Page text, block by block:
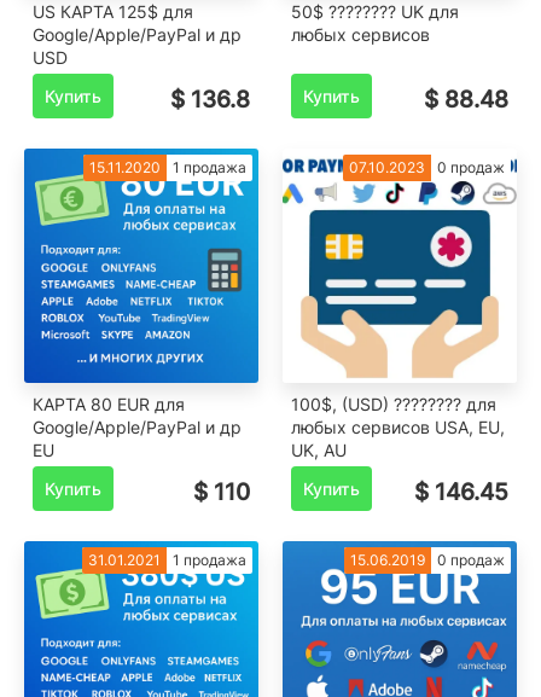
US КАРТА 125$ для
Google/Apple/PayPal и др
USD
Купить
$ 136.8
50$ ???????? UK для
любых сервисов
Купить $ 88.48
15.11.2020 1 продажа
КАРТА 80 EUR для
Google/Apple/PayPal и др
EU
Купить
$ 110
07.10.2023 0 продаж
100$, (USD) ???????? для
любых сервисов USA, EU,
UK, AU
Купить
$ 146.45
31.01.2021 1 продажа 15.06.2019 0 продаж